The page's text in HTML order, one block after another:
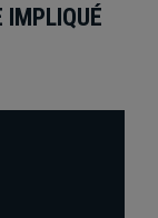
IMPLIQUÉ